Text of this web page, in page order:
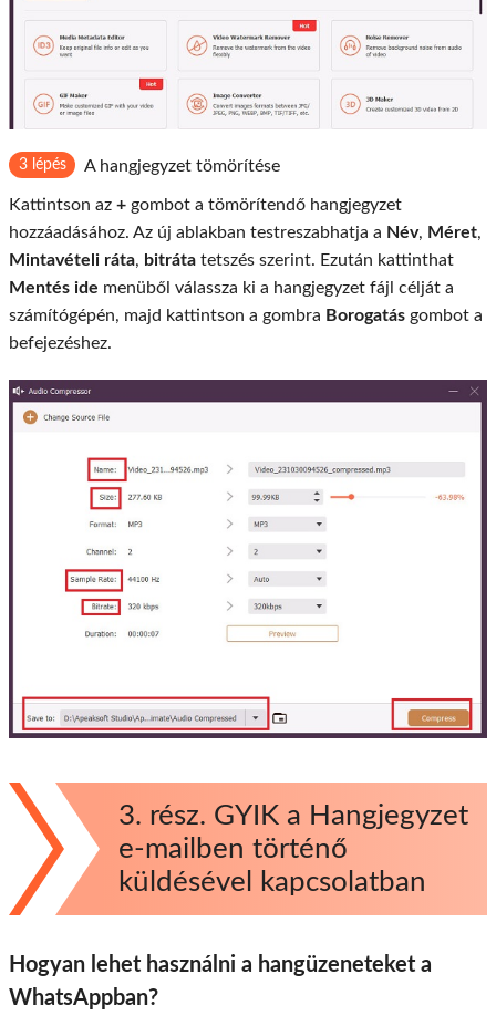
3 lépés A hangjegyzet tömörítése
Kattintson az + gombot a tömörítendő hangjegyzet
hozzáadásához. Az új ablakban testreszabhatja a Név, Méret,
Mintavételi ráta, bitráta tetszés szerint. Ezután kattinthat
Mentés ide menüből válassza ki a hangjegyzet fájl célját a
számítógépén, majd kattintson a gombra Borogatás gombot a
befejezéshez.
3. rész. GYIK a Hangjegyzet
e-mailben történő
küldésével kapcsolatban
Hogyan lehet használni a hangüzeneteket a
WhatsAppban?